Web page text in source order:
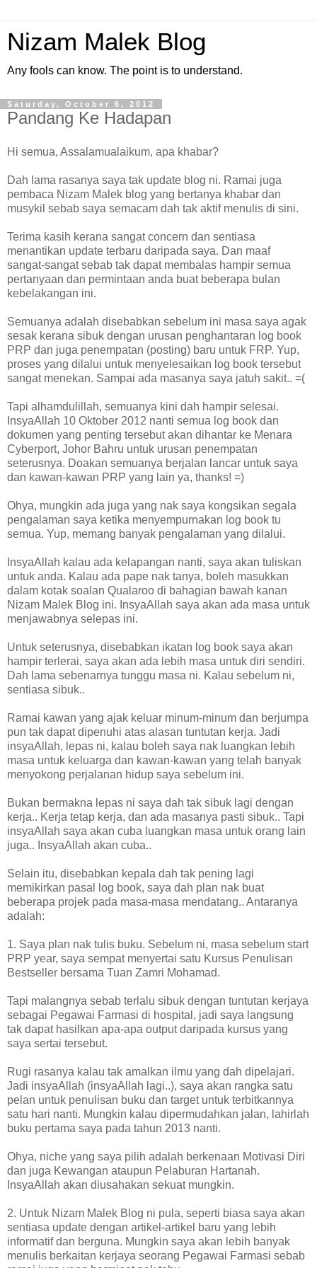
Nizam Malek Blog
Any fools can know. The point is to understand.
Saturday, October 6, 2012
Pandang Ke Hadapan
Hi semua, Assalamualaikum, apa khabar?
Dah lama rasanya saya tak update blog ni. Ramai juga
pembaca Nizam Malek blog yang bertanya khabar dan
musykil sebab saya semacam dah tak aktif menulis di sini.
Terima kasih kerana sangat concern dan sentiasa
menantikan update terbaru daripada saya. Dan maaf
sangat-sangat sebab tak dapat membalas hampir semua
pertanyaan dan permintaan anda buat beberapa bulan
kebelakangan ini.
Semuanya adalah disebabkan sebelum ini masa saya agak
sesak kerana sibuk dengan urusan penghantaran log book
PRP dan juga penempatan (posting) baru untuk FRP. Yup,
proses yang dilalui untuk menyelesaikan log book tersebut
sangat menekan. Sampai ada masanya saya jatuh sakit.. =(
Tapi alhamdulillah, semuanya kini dah hampir selesai.
InsyaAllah 10 Oktober 2012 nanti semua log book dan
dokumen yang penting tersebut akan dihantar ke Menara
Cyberport, Johor Bahru untuk urusan penempatan
seterusnya. Doakan semuanya berjalan lancar untuk saya
dan kawan-kawan PRP yang lain ya, thanks! =)
Ohya, mungkin ada juga yang nak saya kongsikan segala
pengalaman saya ketika menyempurnakan log book tu
semua. Yup, memang banyak pengalaman yang dilalui.
InsyaAllah kalau ada kelapangan nanti, saya akan tuliskan
untuk anda. Kalau ada pape nak tanya, boleh masukkan
dalam kotak soalan Qualaroo di bahagian bawah kanan
Nizam Malek Blog ini. InsyaAllah saya akan ada masa untuk
menjawabnya selepas ini.
Untuk seterusnya, disebabkan ikatan log book saya akan
hampir terlerai, saya akan ada lebih masa untuk diri sendiri.
Dah lama sebenarnya tunggu masa ni. Kalau sebelum ni,
sentiasa sibuk..
Ramai kawan yang ajak keluar minum-minum dan berjumpa
pun tak dapat dipenuhi atas alasan tuntutan kerja. Jadi
insyaAllah, lepas ni, kalau boleh saya nak luangkan lebih
masa untuk keluarga dan kawan-kawan yang telah banyak
menyokong perjalanan hidup saya sebelum ini.
Bukan bermakna lepas ni saya dah tak sibuk lagi dengan
kerja.. Kerja tetap kerja, dan ada masanya pasti sibuk.. Tapi
insyaAllah saya akan cuba luangkan masa untuk orang lain
juga.. InsyaAllah akan cuba..
Selain itu, disebabkan kepala dah tak pening lagi
memikirkan pasal log book, saya dah plan nak buat
beberapa projek pada masa-masa mendatang.. Antaranya
adalah:
1. Saya plan nak tulis buku. Sebelum ni, masa sebelum start
PRP year, saya sempat menyertai satu Kursus Penulisan
Bestseller bersama Tuan Zamri Mohamad.
Tapi malangnya sebab terlalu sibuk dengan tuntutan kerjaya
sebagai Pegawai Farmasi di hospital, jadi saya langsung
tak dapat hasilkan apa-apa output daripada kursus yang
saya sertai tersebut.
Rugi rasanya kalau tak amalkan ilmu yang dah dipelajari.
Jadi insyaAllah (insyaAllah lagi..), saya akan rangka satu
pelan untuk penulisan buku dan target untuk terbitkannya
satu hari nanti. Mungkin kalau dipermudahkan jalan, lahirlah
buku pertama saya pada tahun 2013 nanti.
Ohya, niche yang saya pilih adalah berkenaan Motivasi Diri
dan juga Kewangan ataupun Pelaburan Hartanah.
InsyaAllah akan diusahakan sekuat mungkin.
2. Untuk Nizam Malek Blog ni pula, seperti biasa saya akan
sentiasa update dengan artikel-artikel baru yang lebih
informatif dan berguna. Mungkin saya akan lebih banyak
menulis berkaitan kerjaya seorang Pegawai Farmasi sebab